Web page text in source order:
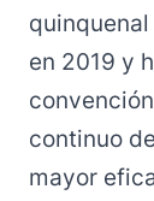
en 2019 y
continuo
mayor